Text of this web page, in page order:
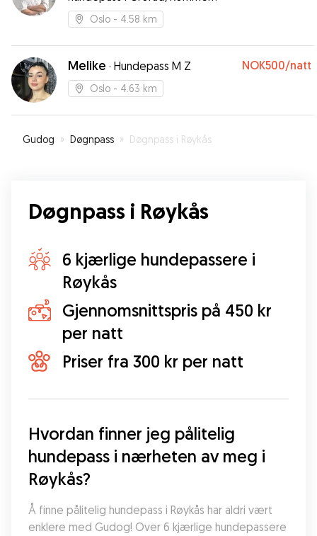
Oslo - 4.58 km
Melike · Hundepass M Z NOK500/natt
Oslo - 4.63 km
Gudog » Døgnpass » Døgnpass i Røykås
Døgnpass i Røykås
6 kjærlige hundepassere i
Røykås
Gjennomsnittspris på 450 kr
per natt
Priser fra 300 kr per natt
Hvordan finner jeg pålitelig
hundepass i nærheten av meg i
Røykås?
Å finne pålitelig hundepass i Røykås har aldri vært
enklere med Gudog! Over 6 kjærlige hundepassere